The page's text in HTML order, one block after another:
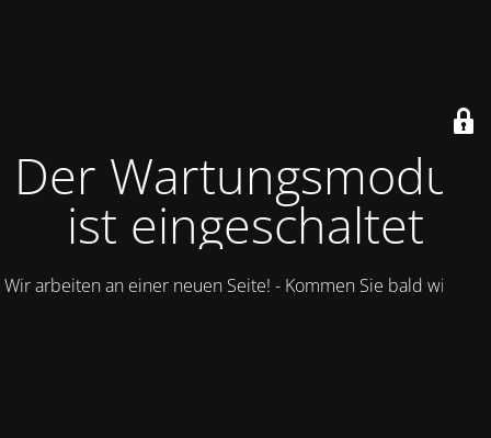
Der Wartungsmodus
ist eingeschaltet
Wir arbeiten an einer neuen Seite! - Kommen Sie bald wieder.